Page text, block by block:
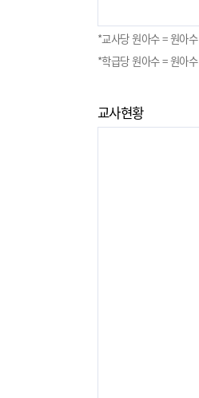
*교사당 원아수 = 원아
*학급당 원아수 = 원아
교사현황